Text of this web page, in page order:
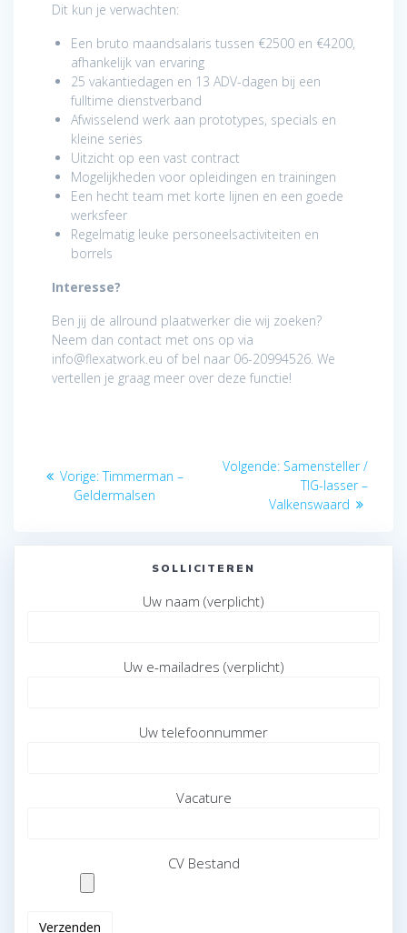
Dit kun je verwachten:
Een bruto maandsalaris tussen €2500 en €4200,
afhankelijk van ervaring
25 vakantiedagen en 13 ADV-dagen bij een
fulltime dienstverband
Afwisselend werk aan prototypes, specials en
kleine series
Uitzicht op een vast contract
Mogelijkheden voor opleidingen en trainingen
Een hecht team met korte lijnen en een goede
werksfeer
Regelmatig leuke personeelsactiviteiten en
borrels
Interesse?
Ben jij de allround plaatwerker die wij zoeken?
Neem dan contact met ons op via
info@flexatwork.eu of bel naar 06-20994526. We
vertellen je graag meer over deze functie!
navigatie
Vorige:Vorig
bericht:
Timmerman –
Geldermalsen
Volgende: Volgend
bericht:
Samensteller /
TIG-lasser –
Valkenswaard
SOLLICITEREN
Uw naam (verplicht)
Uw e-mailadres (verplicht)
Uw telefoonnummer
Vacature
CV Bestand